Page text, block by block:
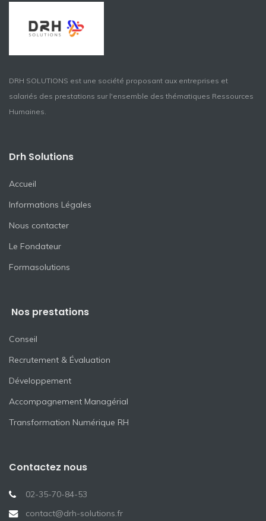
DRH SOLUTIONS est une société proposant aux entreprises et
salariés des prestations sur l'ensemble des thématiques Ressources
Humaines.
Drh Solutions
Accueil
Informations Légales
Nous contacter
Le Fondateur
Formasolutions
Nos prestations
Conseil
Recrutement & Évaluation
Développement
Accompagnement Managérial
Transformation Numérique RH
Contactez nous
02-35-70-84-53
contact@drh-solutions.fr